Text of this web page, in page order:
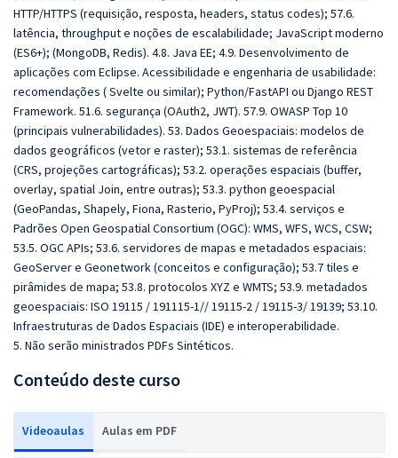
HTTP/HTTPS (requisição, resposta, headers, status codes); 57.6.
latência, throughput e noções de escalabilidade; JavaScript moderno
(ES6+); (MongoDB, Redis). 4.8. Java EE; 4.9. Desenvolvimento de
aplicações com Eclipse. Acessibilidade e engenharia de usabilidade:
recomendações ( Svelte ou similar); Python/FastAPI ou Django REST
Framework. 51.6. segurança (OAuth2, JWT). 57.9. OWASP Top 10
(principais vulnerabilidades). 53. Dados Geoespaciais: modelos de
dados geográficos (vetor e raster); 53.1. sistemas de referência
(CRS, projeções cartográficas); 53.2. operações espaciais (buffer,
overlay, spatial Join, entre outras); 53.3. python geoespacial
(GeoPandas, Shapely, Fiona, Rasterio, PyProj); 53.4. serviços e
Padrões Open Geospatial Consortium (OGC): WMS, WFS, WCS, CSW;
53.5. OGC APIs; 53.6. servidores de mapas e metadados espaciais:
GeoServer e Geonetwork (conceitos e configuração); 53.7 tiles e
pirâmides de mapa; 53.8. protocolos XYZ e WMTS; 53.9. metadados
geoespaciais: ISO 19115 / 191115-1// 19115-2 / 19115-3/ 19139; 53.10.
Infraestruturas de Dados Espaciais (IDE) e interoperabilidade.
5. Não serão ministrados PDFs Sintéticos.
Conteúdo deste curso
Videoaulas Aulas em PDF